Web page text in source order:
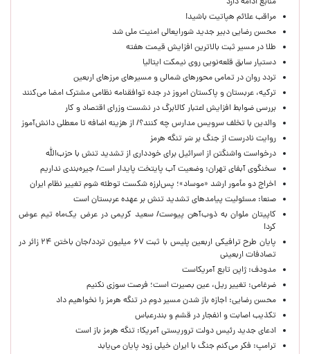
مراقب علائم هپاتیت باشید!
محسن رضایی دبیر جدید شورایعالی امنیت ملی شد
طلا در مسیر ثبت بالاترین افزایش قیمت هفته
دستیار سابق قلعه‌نویی روی نیمکت ایتالیا
تردد روان در تمامی محورهای شمالی و مسیرهای مرزهای اربعین
ترکیه، عربستان و پاکستان امروز در جده توافقنامه نظامی مشترک امضا می‌کنند
بررسی ضوابط افزایش اعتبار کالابرگ در نشست وزرای اقتصاد و کار
والدین با تخلف سرویس مدارس چه کنند؟/ از هزینه اضافه تا معطلی دانش‌آموز
روایت نادرست از جنگ بر سَر تنگه هرمز
درخواست واشنگتن از اسرائیل برای خودداری از تشدید تنش با حزب‌الله
سخنگوی آبفای تهران: وضعیت آب پایتخت پایدار است/ جیره‌بندی نداریم
اخراج دو مأمور ارشد «موساد»؛ پس‌لرزه شکست توطئه شوم تغییر نظام ایران
صنعا: مسئولیت پیامدهای تشدید تنش بر عهده عربستان است
کاپیتان ملوان به ذوب‌آهن پیوست/ سعید کریمی در عرض یک‌ماه تیم عوض
کرد!
پایان طرح ترافیکی اربعین پلیس با ثبت ۶۷ میلیون تردد/جان باختن ۲۴ زائر در
تصادفات اربعینی
مدودف: ژاپن تابع آمریکاست
ضرغامی: تغییر ریل، عین بصیرت است؛ فرصت سوزی نکنیم
محسن رضایی: اجازه باز شدن مسیر دوم در تنگه هرمز را نخواهیم داد
تکذیب اصابت و انفجار در قشم و بندرعباس
ادعای جدید رئیس دولت تروریستی آمریکا: تنگه هرمز باز است
ترامپ: فکر می‌کنم جنگ با ایران خیلی زود پایان می‌یابد